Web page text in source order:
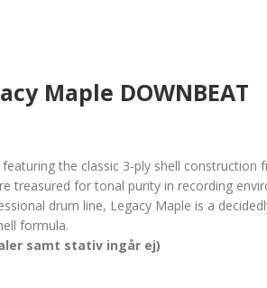
Maple DOWNBEAT
the classic 3-ply shell construction
treasured for tonal purity in recording
drum line, Legacy Maple is a
formula.
samt stativ ingår ej)